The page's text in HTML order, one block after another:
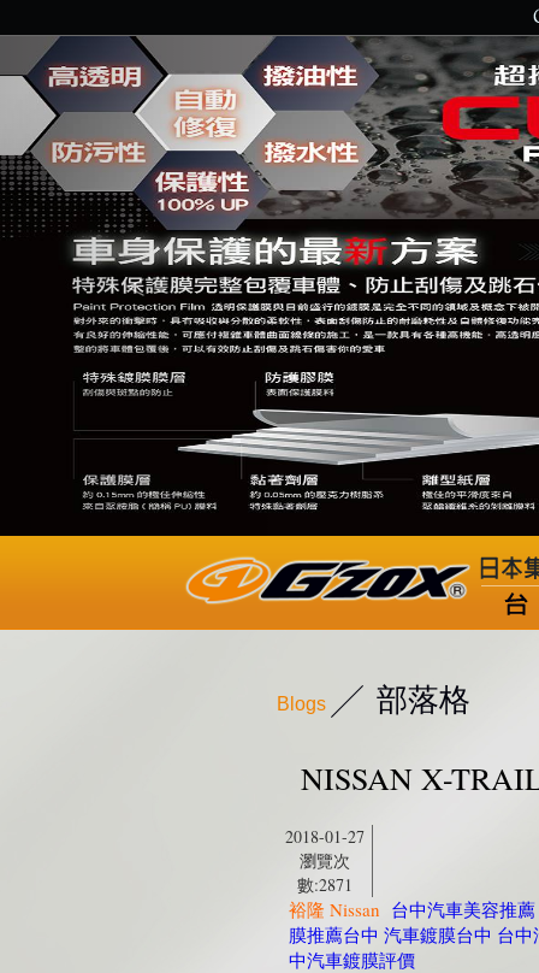
Previous
Blogs 部落格
NISSAN X-
2018-01-27
瀏覽次
數:2871
裕隆 Nissan 台中汽車美容推
膜推薦台中 汽車鍍膜台中 台
中汽車鍍膜評價